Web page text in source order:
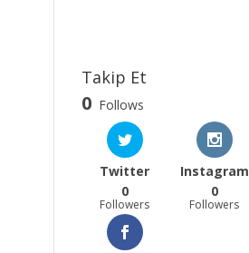
Takip Et
0 Follows
Twitter
0
Followers
Instagram
0
Followers